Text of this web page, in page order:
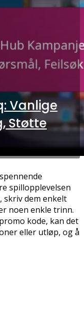
Vanlige
Støtte
spillopplevelsen
skriv dem enkelt
noen enkle trinn.
kode, kan det
eller utløp, og å